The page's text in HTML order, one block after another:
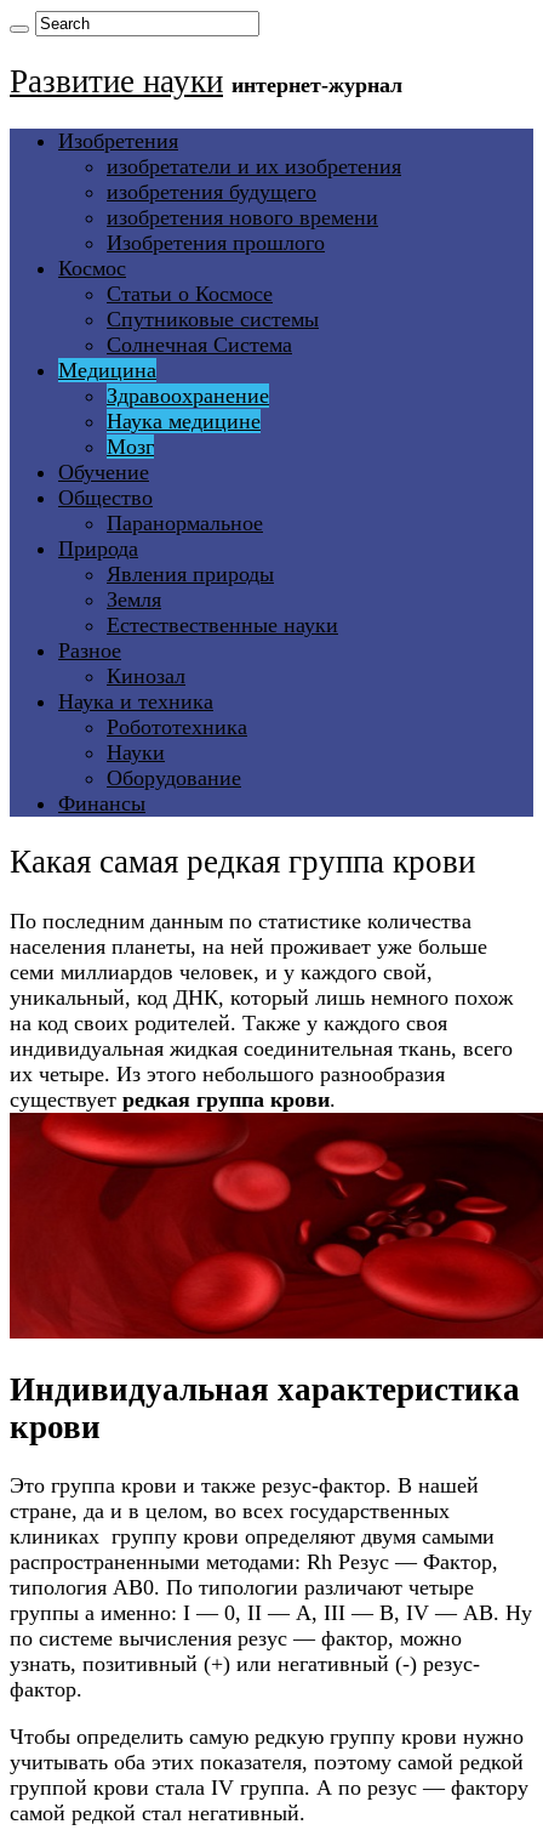
Развитие науки интернет-журнал
Изобретения
изобретатели и их изобретения
изобретения будущего
изобретения нового времени
Изобретения прошлого
Космос
Статьи о Космосе
Спутниковые системы
Солнечная Система
Медицина
Здравоохранение
Наука медицине
Мозг
Обучение
Общество
Паранормальное
Природа
Явления природы
Земля
Естествественные науки
Разное
Кинозал
Наука и техника
Робототехника
Науки
Оборудование
Финансы
Какая самая редкая группа крови
По последним данным по статистике количества
населения планеты, на ней проживает уже больше
семи миллиардов человек, и у каждого свой,
уникальный, код ДНК, который лишь немного похож
на код своих родителей. Также у каждого своя
индивидуальная жидкая соединительная ткань, всего
их четыре. Из этого небольшого разнообразия
существует редкая группа крови.
Индивидуальная характеристика
крови
Это группа крови и также резус-фактор. В нашей
стране, да и в целом, во всех государственных
клиниках группу крови определяют двумя самыми
распространенными методами: Rh Резус — Фактор,
типология AB0. По типологии различают четыре
группы а именно: I — 0, II — А, III — В, IV — АВ. Ну
по системе вычисления резус — фактор, можно
узнать, позитивный (+) или негативный (-) резус-
фактор.
Чтобы определить самую редкую группу крови нужно
учитывать оба этих показателя, поэтому самой редкой
группой крови стала IV группа. А по резус — фактору
самой редкой стал негативный.